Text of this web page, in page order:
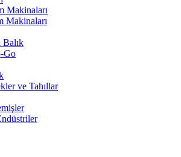
Makinaları
Makinaları
Balık
Go
ve Tahıllar